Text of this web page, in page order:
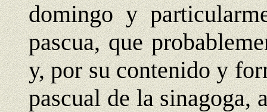
domingo y
pascua, que
y, por su contenido y
pascual de la sinagoga,